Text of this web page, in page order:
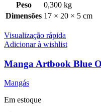
Peso
0,300 kg
Dimensões 17 × 20 × 5 cm
Visualização rápida
Adicionar à wishlist
Manga Artbook Blue
Mangás
Em estoque